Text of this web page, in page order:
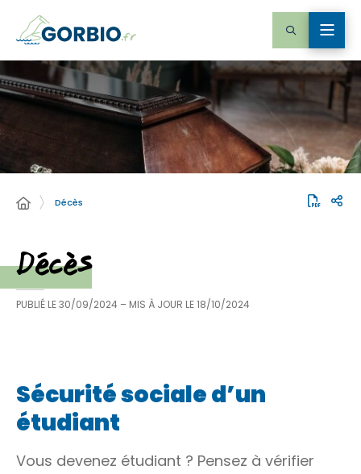
Décès
Décès
PUBLIÉ LE30/09/2024 – MIS À JOUR LE18/10/2024
Sécurité sociale d’un
étudiant
Vous devenez étudiant ? Pensez à vérifier